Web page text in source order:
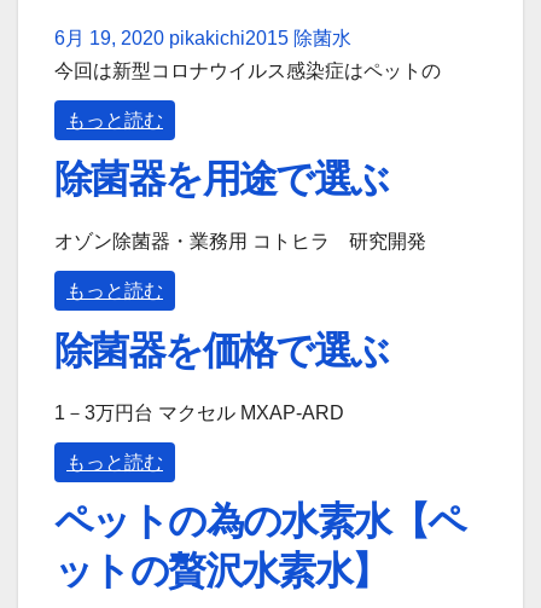
6月 19, 2020 pikakichi2015 除菌水
今回は新型コロナウイルス感染症はペットの
もっと読む
除菌器を用途で選ぶ
オゾン除菌器・業務用 コトヒラ 研究開発
もっと読む
除菌器を価格で選ぶ
1－3万円台 マクセル MXAP-ARD
もっと読む
ペットの為の水素水【ペ
ットの贅沢水素水】